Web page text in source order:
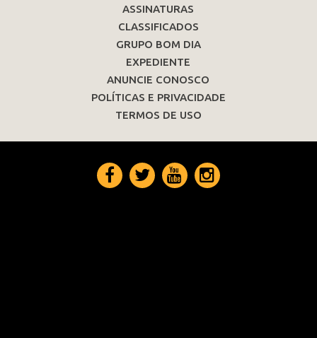
ASSINATURAS
CLASSIFICADOS
GRUPO BOM DIA
EXPEDIENTE
ANUNCIE CONOSCO
POLÍTICAS E PRIVACIDADE
TERMOS DE USO